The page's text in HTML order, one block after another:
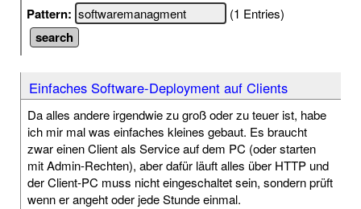
Pattern:
(1 Entries)
Einfaches Software-Deployment auf Clients
Da alles andere irgendwie zu groß oder zu teuer ist, habe
ich mir mal was einfaches kleines gebaut. Es braucht
zwar einen Client als Service auf dem PC (oder starten
mit Admin-Rechten), aber dafür läuft alles über HTTP und
der Client-PC muss nicht eingeschaltet sein, sondern prüft
wenn er angeht oder jede Stunde einmal.